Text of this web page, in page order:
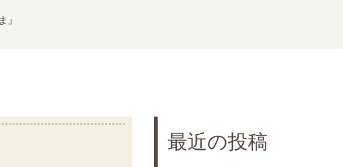
』
最近の投稿